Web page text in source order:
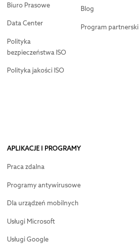
Biuro Prasowe
Data Center
Polityka
bezpieczeństwa ISO
Polityka jakości ISO
Blog
Program partnerski
APLIKACJE I PROGRAMY
Praca zdalna
Programy antywirusowe
Dla urządzeń mobilnych
Usługi Microsoft
Usługi Google